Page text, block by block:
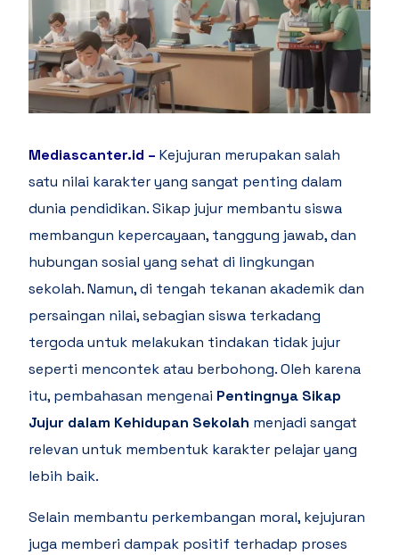
Mediascanter.id – Kejujuran merupakan salah
satu nilai karakter yang sangat penting dalam
dunia pendidikan. Sikap jujur membantu siswa
membangun kepercayaan, tanggung jawab, dan
hubungan sosial yang sehat di lingkungan
sekolah. Namun, di tengah tekanan akademik dan
persaingan nilai, sebagian siswa terkadang
tergoda untuk melakukan tindakan tidak jujur
seperti mencontek atau berbohong. Oleh karena
itu, pembahasan mengenai Pentingnya Sikap
Jujur dalam Kehidupan Sekolah menjadi sangat
relevan untuk membentuk karakter pelajar yang
lebih baik.
Selain membantu perkembangan moral, kejujuran
juga memberi dampak positif terhadap proses